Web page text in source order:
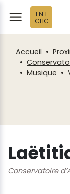
EN 1
CLIC
Accueil
Musique
Conservatoire
Fenêtre
de
chat
Panneau de